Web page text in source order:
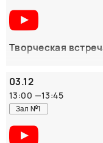
Творческая
драматургом
03.12
13:00 —13:45
Зал №1